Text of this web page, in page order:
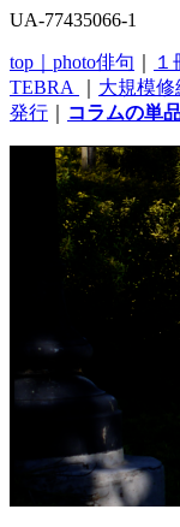
UA-77435066-1
top｜ photo俳句 １
TEBRA
大規模修
発行
コラムの単